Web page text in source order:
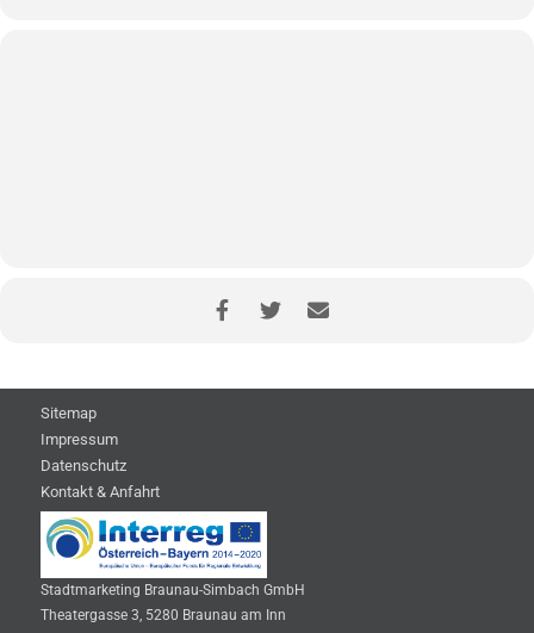
Sitemap
Impressum
Datenschutz
Kontakt & Anfahrt
Stadtmarketing Braunau-Simbach GmbH
Theatergasse 3, 5280 Braunau am Inn